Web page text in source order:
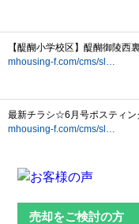
売却をご検討の方